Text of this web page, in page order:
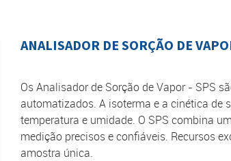
ANALISADOR DE SORÇÃO DE
Os Analisador de Sorção de Vapor - SPS
automatizados. A isoterma e a cinética de
temperatura e umidade. O SPS combina
medição precisos e confiáveis. Recursos
amostra única.